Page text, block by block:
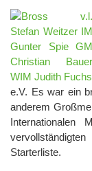
e.V. Es war ein
anderem
Internationalen
Starterliste.